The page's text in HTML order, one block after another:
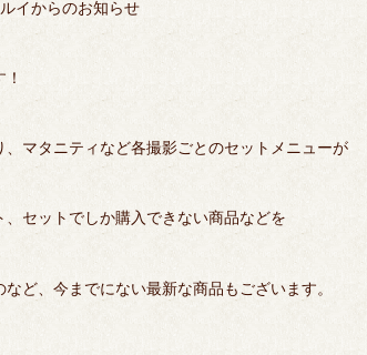
イからのお知らせ
マタニティなど各撮影ごとのセットメニューが
セットでしか購入できない商品などを
ど、今までにない最新な商品もございます。